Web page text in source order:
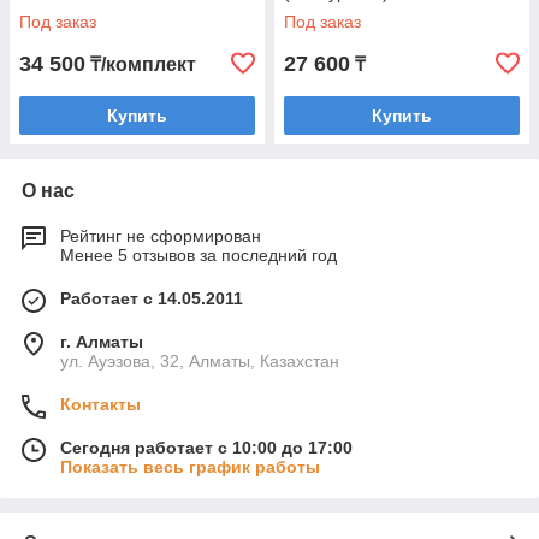
Под заказ
34 500 ₸/комплект
Купить
Под заказ
27 600 ₸
Купить
О нас
Рейтинг не сформирован
Менее 5 отзывов за последний год
Работает с 14.05.2011
г. Алматы
ул. Ауэзова, 32, Алматы, Казахстан
Контакты
Сегодня работает с 10:00 до 17:00
Показать весь график работы